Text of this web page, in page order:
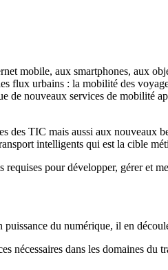
mobile, aux smartphones, aux
flux urbains : la mobilité des
de nouveaux services de mobilité
TIC mais aussi aux nouveaux
intelligents qui est la cible
pour développer, gérer et
du numérique, il en
nécessaires dans les domaines